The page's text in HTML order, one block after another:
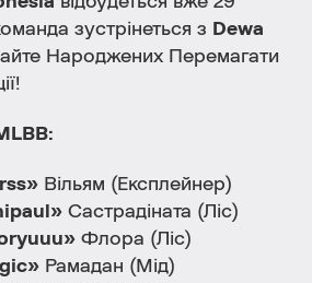
зустрінеться з Dewa
Народжених Перемагати
Вільям (Експлейнер)
Састрадіната (Ліс)
Флора (Ліс)
Рамадан (Мід)